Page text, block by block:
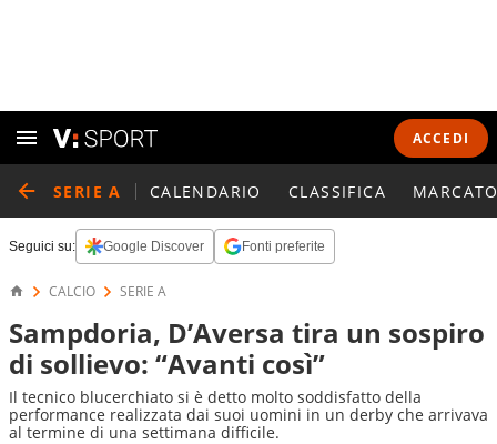
ACCEDI
SERIE A CALENDARIO CLASSIFICA
Seguici su: Google Discover Fonti preferite
CALCIO SERIE A
Sampdoria, D’Aversa tira un sospiro
di sollievo: “Avanti così”
Il tecnico blucerchiato si è detto molto soddisfatto della
performance realizzata dai suoi uomini in un derby che arrivava
al termine di una settimana difficile.